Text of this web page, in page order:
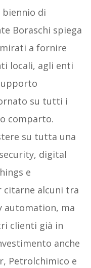
di
Boraschi spiega
a fornire
locali, agli enti
su tutti i
comparto.
su tutta una
digital
e
citarne alcuni tra
ma
clienti già in
anche
Petrolchimico e